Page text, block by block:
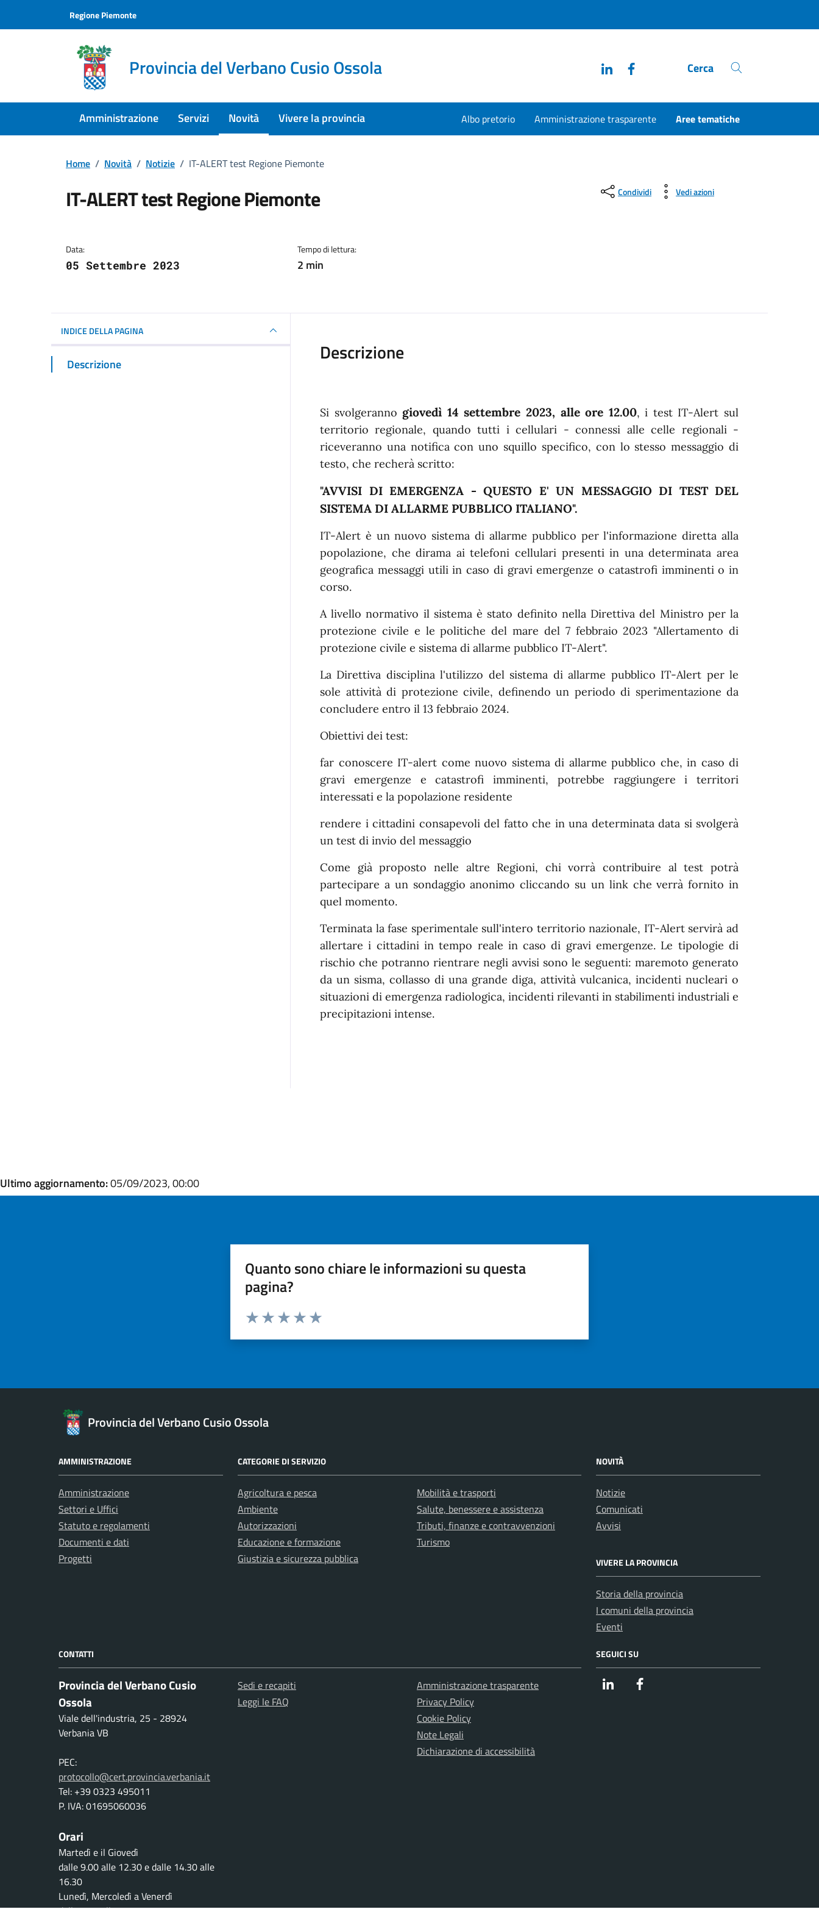
Regione Piemonte
Provincia del Verbano Cusio Ossola Linkedin Cerca
Amministrazione Servizi Novità Vivere la provincia Albo pretorio Amministrazione trasparente Aree tematiche
Home / Novità / Notizie / IT-ALERT test Regione Piemonte
IT-ALERT test Regione Piemonte
Data:
05 Settembre 2023
Tempo di lettura:
2 min
Condividi Vedi azioni
INDICE DELLA PAGINA
Descrizione Descrizione
Si svolgeranno giovedì 14 settembre 2023, alle ore 12.00, i test IT-Alert sul
territorio regionale, quando tutti i cellulari - connessi alle celle regionali -
riceveranno una notifica con uno squillo specifico, con lo stesso messaggio di
testo, che recherà scritto:
"AVVISI DI EMERGENZA - QUESTO E' UN MESSAGGIO DI TEST DEL
SISTEMA DI ALLARME PUBBLICO ITALIANO".
IT-Alert è un nuovo sistema di allarme pubblico per l'informazione diretta alla
popolazione, che dirama ai telefoni cellulari presenti in una determinata area
geografica messaggi utili in caso di gravi emergenze o catastrofi imminenti o in
corso.
A livello normativo il sistema è stato definito nella Direttiva del Ministro per la
protezione civile e le politiche del mare del 7 febbraio 2023 "Allertamento di
protezione civile e sistema di allarme pubblico IT-Alert".
La Direttiva disciplina l'utilizzo del sistema di allarme pubblico IT-Alert per le
sole attività di protezione civile, definendo un periodo di sperimentazione da
concludere entro il 13 febbraio 2024.
Obiettivi dei test:
far conoscere IT-alert come nuovo sistema di allarme pubblico che, in caso di
gravi emergenze e catastrofi imminenti, potrebbe raggiungere i territori
interessati e la popolazione residente
rendere i cittadini consapevoli del fatto che in una determinata data si svolgerà
un test di invio del messaggio
Come già proposto nelle altre Regioni, chi vorrà contribuire al test potrà
partecipare a un sondaggio anonimo cliccando su un link che verrà fornito in
quel momento.
Terminata la fase sperimentale sull'intero territorio nazionale, IT-Alert servirà ad
allertare i cittadini in tempo reale in caso di gravi emergenze. Le tipologie di
rischio che potranno rientrare negli avvisi sono le seguenti: maremoto generato
da un sisma, collasso di una grande diga, attività vulcanica, incidenti nucleari o
situazioni di emergenza radiologica, incidenti rilevanti in stabilimenti industriali e
precipitazioni intense.
Ultimo aggiornamento:05/09/2023, 00:00
Quanto sono chiare le informazioni su questa
pagina?
Provincia del Verbano Cusio Ossola
AMMINISTRAZIONE
Amministrazione
Settori e Uffici
Statuto e regolamenti
Documenti e dati
Progetti
CATEGORIE DI SERVIZIO
Agricoltura e pesca
Ambiente
Autorizzazioni
Educazione e formazione
Giustizia e sicurezza pubblica
Mobilità e trasporti
Salute, benessere e assistenza
Tributi, finanze e contravvenzioni
Turismo
NOVITÀ
Notizie
Comunicati
Avvisi
VIVERE LA PROVINCIA
Storia della provincia
I comuni della provincia
Eventi
CONTATTI
Provincia del Verbano Cusio
Ossola
Viale dell'industria, 25 - 28924
Verbania VB
PEC:
protocollo@cert.provincia.verbania.it
Tel: +39 0323 495011
P. IVA: 01695060036
Orari
Martedì e il Giovedì
dalle 9.00 alle 12.30 e dalle 14.30 alle
16.30
Lunedì, Mercoledì a Venerdì
Sedi e recapiti
Leggi le FAQ
Amministrazione trasparente
Privacy Policy
Cookie Policy
Note Legali
Dichiarazione di accessibilità
SEGUICI SU
Linkedin